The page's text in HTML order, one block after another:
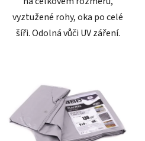
vyztužené rohy, oka po celé
šíři. Odolná vůči UV záření.